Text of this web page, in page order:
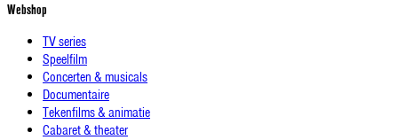
Webshop
TV series
Speelfilm
Concerten & musicals
Documentaire
Tekenfilms & animatie
Cabaret & theater